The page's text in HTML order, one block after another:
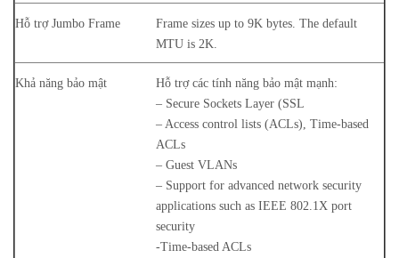
Hỗ trợ Jumbo Frame
Frame sizes up to 9K bytes. The default
MTU is 2K.
Khả năng bảo mật
Hỗ trợ các tính năng bảo mật mạnh:
– Secure Sockets Layer (SSL
– Access control lists (ACLs), Time-based
ACLs
– Guest VLANs
– Support for advanced network security
applications such as IEEE 802.1X port
security
-Time-based ACLs